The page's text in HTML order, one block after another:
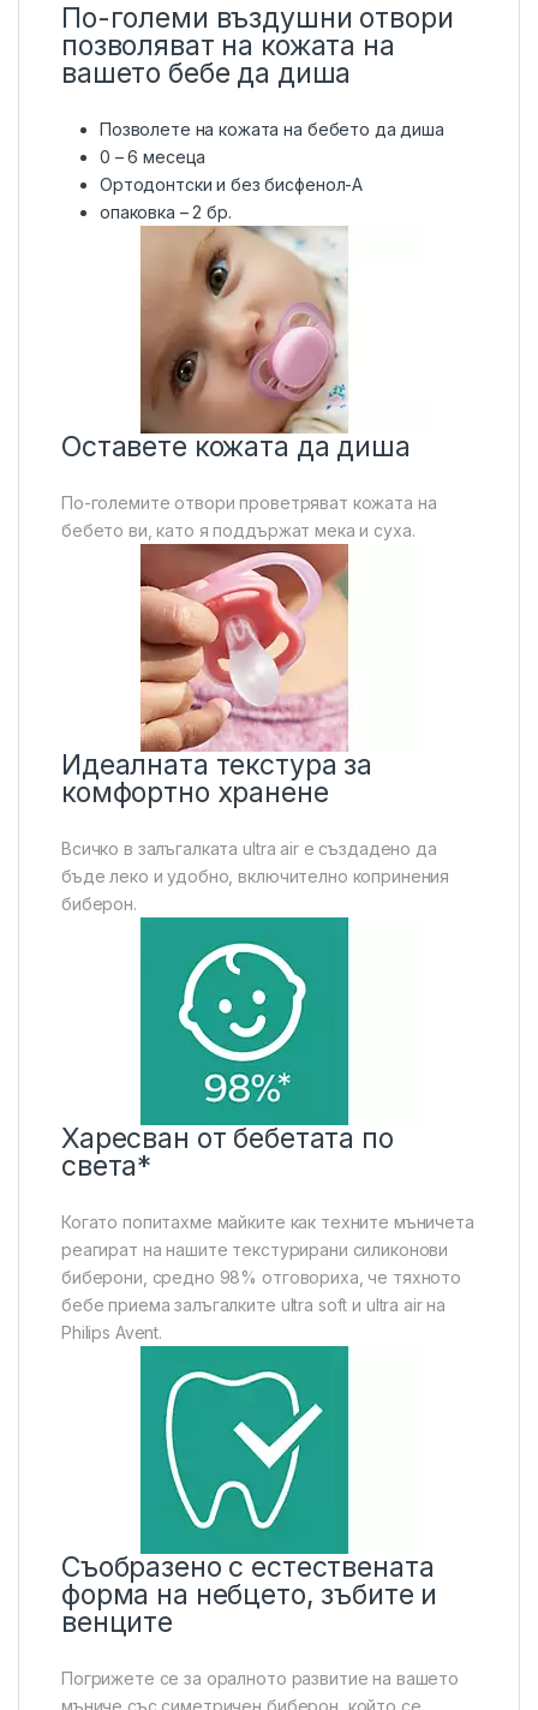
По-големи въздушни отвори
позволяват на кожата на
вашето бебе да диша
Позволете на кожата на бебето да диша
0 – 6 месеца
Ортодонтски и без бисфенол-А
опаковка – 2 бр.
Оставете кожата да диша
По-големите отвори проветряват кожата на
бебето ви, като я поддържат мека и суха.
Идеалната текстура за
комфортно хранене
Всичко в залъгалката ultra air е създадено да
бъде леко и удобно, включително копринения
биберон.
Харесван от бебетата по
света*
Когато попитахме майките как техните мъничета
реагират на нашите текстурирани силиконови
биберони, средно 98% отговориха, че тяхното
бебе приема залъгалките ultra soft и ultra air на
Philips Avent.
Съобразено с естествената
форма на небцето, зъбите и
венците
Погрижете се за оралното развитие на вашето
мъниче със симетричен биберон, който се